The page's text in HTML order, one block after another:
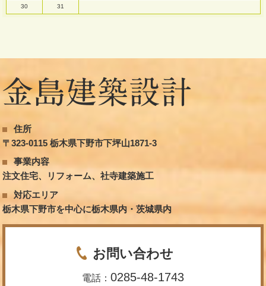
30 31
住所
〒323-0115 栃木県下野市下坪山1871-3
事業内容
注文住宅、リフォーム、社寺建築施工
対応エリア
栃木県下野市を中心に栃木県内・茨城県内
お問い合わせ
電話： 0285-48-1743